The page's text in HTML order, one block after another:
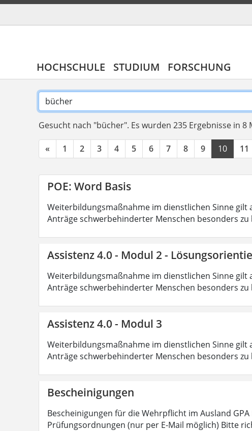
HOCHSCHULE STUDIUM FORSCHUNG
Gesucht nach "bücher". Es wurden 235 Ergebnisse in
« 1 2 3 4 5 6 7 8 9 10 11
POE: Word Basis
Weiterbildungsmaßnahme im dienstlichen Sinne
Anträge schwerbehinderter Menschen besonders zu
Assistenz 4.0 - Modul 2 -
Weiterbildungsmaßnahme im dienstlichen Sinne
Anträge schwerbehinderter Menschen besonders zu
Assistenz 4.0 - Modul 3
Weiterbildungsmaßnahme im dienstlichen Sinne
Anträge schwerbehinderter Menschen besonders zu
Bescheinigungen
Bescheinigungen für die Wehrpflicht im Ausland
Prüfungsordnungen (nur per E-Mail möglich) Bitte